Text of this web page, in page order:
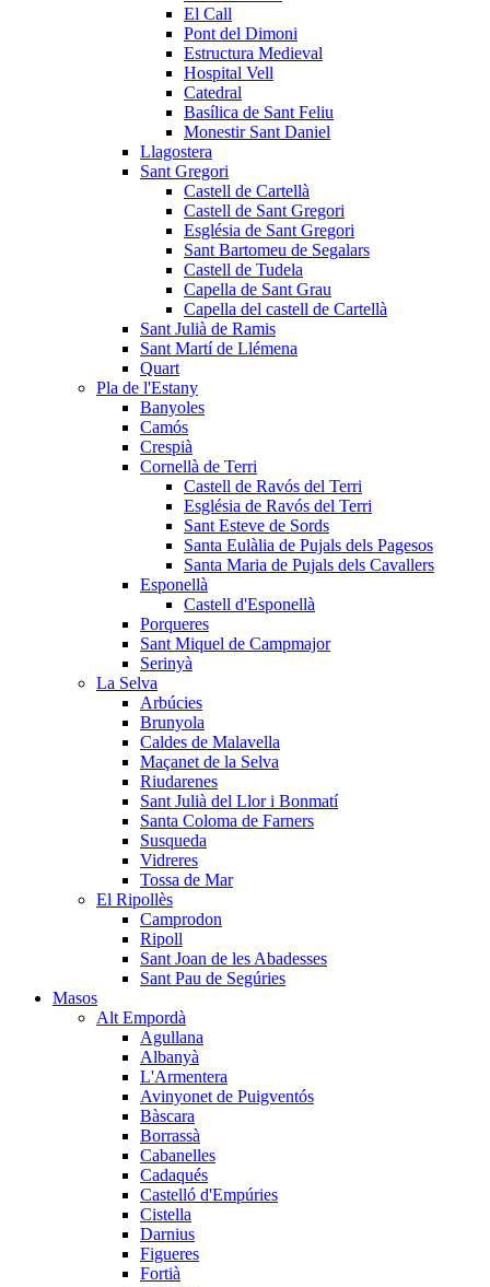
El Call
Pont del Dimoni
Estructura Medieval
Hospital Vell
Catedral
Basílica de Sant Feliu
Monestir Sant Daniel
Llagostera
Sant Gregori
Castell de Cartellà
Castell de Sant Gregori
Església de Sant Gregori
Sant Bartomeu de Segalars
Castell de Tudela
Capella de Sant Grau
Capella del castell de Cartellà
Sant Julià de Ramis
Sant Martí de Llémena
Quart
Pla de l'Estany
Banyoles
Camós
Crespià
Cornellà de Terri
Castell de Ravós del Terri
Església de Ravós del Terri
Sant Esteve de Sords
Santa Eulàlia de Pujals dels Pagesos
Santa Maria de Pujals dels Cavallers
Esponellà
Castell d'Esponellà
Porqueres
Sant Miquel de Campmajor
Serinyà
La Selva
Arbúcies
Brunyola
Caldes de Malavella
Maçanet de la Selva
Riudarenes
Sant Julià del Llor i Bonmatí
Santa Coloma de Farners
Susqueda
Vidreres
Tossa de Mar
El Ripollès
Camprodon
Ripoll
Sant Joan de les Abadesses
Sant Pau de Segúries
Masos
Alt Empordà
Agullana
Albanyà
L'Armentera
Avinyonet de Puigventós
Bàscara
Borrassà
Cabanelles
Cadaqués
Castelló d'Empúries
Cistella
Darnius
Figueres
Fortià